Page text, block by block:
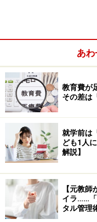
かない」
誘いを断るときは
ママ友への上手な
ママ友への上手な
あ
教育費が
その差は
就学前は
ども1人
解説】
【元教
イラ……「
タル管理